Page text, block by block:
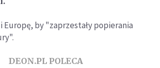
Europę, by "zaprzestały popierania
DEON.PL POLECA